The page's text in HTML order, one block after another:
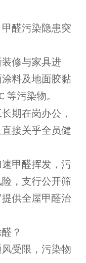
醛污染隐患突
修与家具进
料及地面胶黏
等污染物。
期在岗办公，
接关乎全员健
甲醛挥发，污
，支行公开筛
供全屋甲醛治
？
受限，污染物